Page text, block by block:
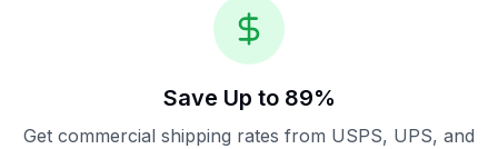
Save Up to 89%
Get commercial shipping rates from USPS, UPS, and